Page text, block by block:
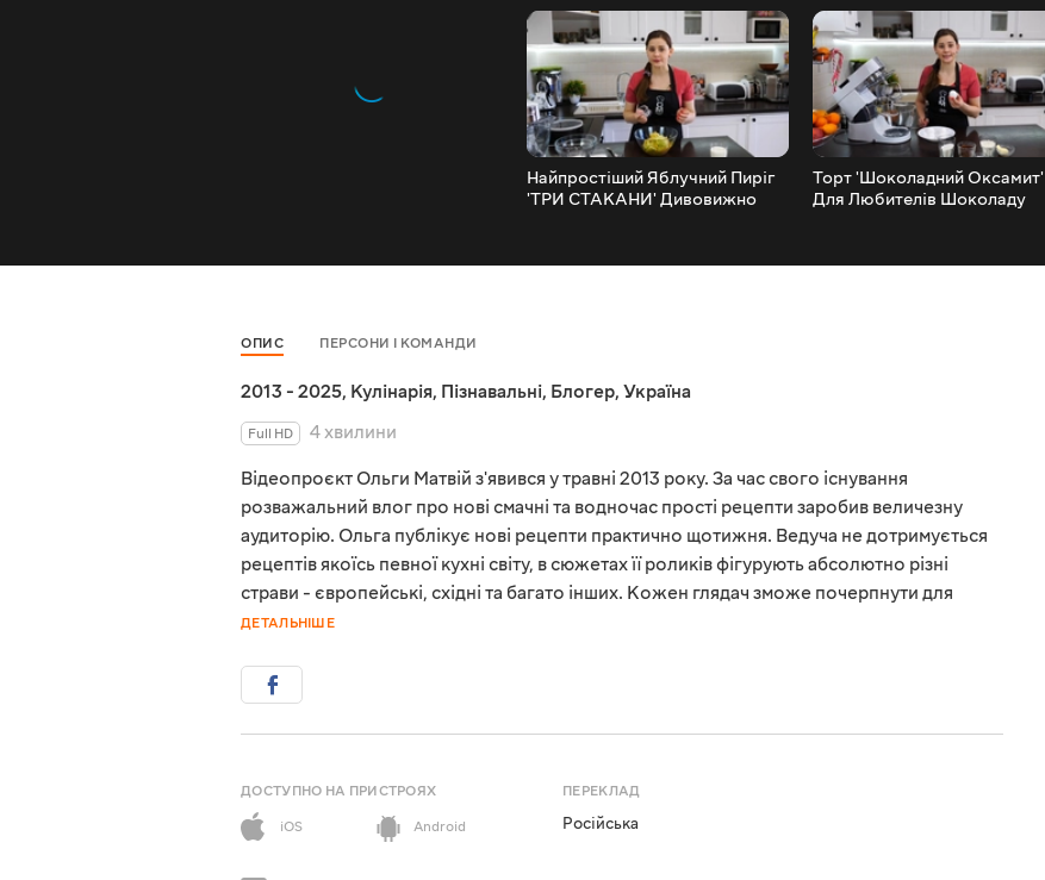
Найпростіший Яблучний Пиріг
'ТРИ СТАКАНИ' Дивовижно
Торт 'Шоколадний Оксамит'
Для Любителів Шоколаду
ОПИС ПЕРСОНИ І КОМАНДИ
2013 - 2025, Кулінарія, Пізнавальні, Блогер, Україна
Full HD
4 хвилини
Відеопроєкт Ольги Матвій з'явився у травні 2013 року. За час свого існування
розважальний влог про нові смачні та водночас прості рецепти заробив величезну
аудиторію. Ольга публікує нові рецепти практично щотижня. Ведуча не дотримується
рецептів якоїсь певної кухні світу, в сюжетах її роликів фігурують абсолютно різні
страви - європейські, східні та багато інших. Кожен глядач зможе почерпнути для
ДЕТАЛЬНІШЕ
ДОСТУПНО НА ПРИСТРОЯХ
iOS
Android
ПЕРЕКЛАД
Російська